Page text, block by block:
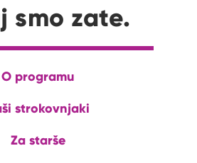
smo zate.
O programu
strokovnjaki
Za starše